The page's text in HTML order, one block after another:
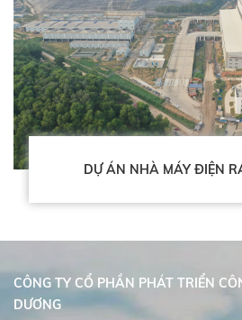
DỰ ÁN NHÀ MÁY ĐIỆN
CÔNG TY CỔ PHẦN PHÁT TRIỂN
DƯƠNG